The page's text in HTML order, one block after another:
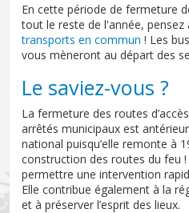
En cette période de fermeture
tout le reste de l'année, pensez
transports en commun ! Les
vous mèneront au départ des
Le saviez-vous ?
La fermeture des routes
arrêtés municipaux est
national puisqu’elle remonte à
construction des routes du feu
permettre une intervention
Elle contribue également à la
et à préserver l’esprit des lieux.